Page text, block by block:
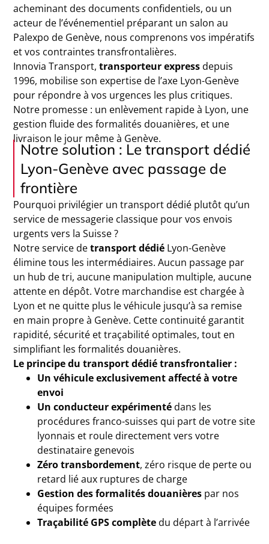
acheminant des documents confidentiels, ou un
acteur de l’événementiel préparant un salon au
Palexpo de Genève, nous comprenons vos impératifs
et vos contraintes transfrontalières.
Innovia Transport,transporteur expressdepuis
1996, mobilise son expertise de l’axe Lyon-Genève
pour répondre à vos urgences les plus critiques.
Notre promesse : un enlèvement rapide à Lyon, une
gestion fluide des formalités douanières, et une
livraison le jour même à Genève.
Notre solution : Le transport dédié
Lyon-Genève avec passage de
frontière
Pourquoi privilégier un transport dédié plutôt qu’un
service de messagerie classique pour vos envois
urgents vers la Suisse ?
Notre service detransport dédié Lyon-Genève
élimine tous les intermédiaires. Aucun passage par
un hub de tri, aucune manipulation multiple, aucune
attente en dépôt. Votre marchandise est chargée à
Lyon et ne quitte plus le véhicule jusqu’à sa remise
en main propre à Genève. Cette continuité garantit
rapidité, sécurité et traçabilité optimales, tout en
simplifiant les formalités douanières.
Le principe du transport dédié transfrontalier :
Un véhicule exclusivement affecté à votre
envoi
Un conducteur expérimentédans les
procédures franco-suisses qui part de votre site
lyonnais et roule directement vers votre
destinataire genevois
Zéro transbordement, zéro risque de perte ou
retard lié aux ruptures de charge
Gestion des formalités douanières par nos
équipes formées
Traçabilité GPS complètedu départ à l’arrivée